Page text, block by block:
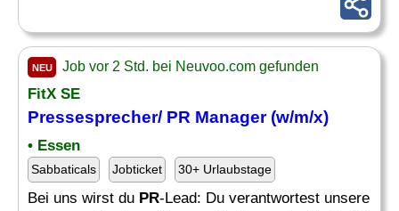
NEU Job vor 2 Std. bei Neuvoo.com gefunden
FitX SE
Pressesprecher/ PR Manager(w/m/x)
• Essen
Sabbaticals Jobticket 30+ Urlaubstage
Bei uns wirst du PR-Lead: Du verantwortest unsere